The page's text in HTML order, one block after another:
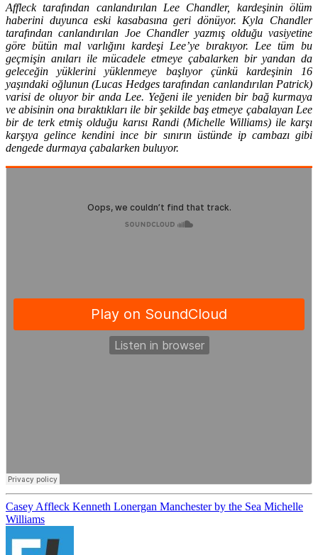
Affleck tarafından canlandırılan Lee Chandler, kardeşinin ölüm
haberini duyunca eski kasabasına geri dönüyor. Kyla Chandler
tarafından canlandırılan Joe Chandler yazmış olduğu vasiyetine
göre bütün mal varlığını kardeşi Lee’ye bırakıyor. Lee tüm bu
geçmişin anıları ile mücadele etmeye çabalarken bir yandan da
geleceğin yüklerini yüklenmeye başlıyor çünkü kardeşinin 16
yaşındaki oğlunun (Lucas Hedges tarafından canlandırılan Patrick)
varisi de oluyor bir anda Lee. Yeğeni ile yeniden bir bağ kurmaya
ve abisinin ona bıraktıkları ile bir şekilde baş etmeye çabalayan Lee
bir de terk etmiş olduğu karısı Randi (Michelle Williams) ile karşı
karşıya gelince kendini ince bir sınırın üstünde ip cambazı gibi
dengede durmaya çabalarken buluyor.
Casey Affleck Kenneth Lonergan Manchester by the Sea Michelle
Williams